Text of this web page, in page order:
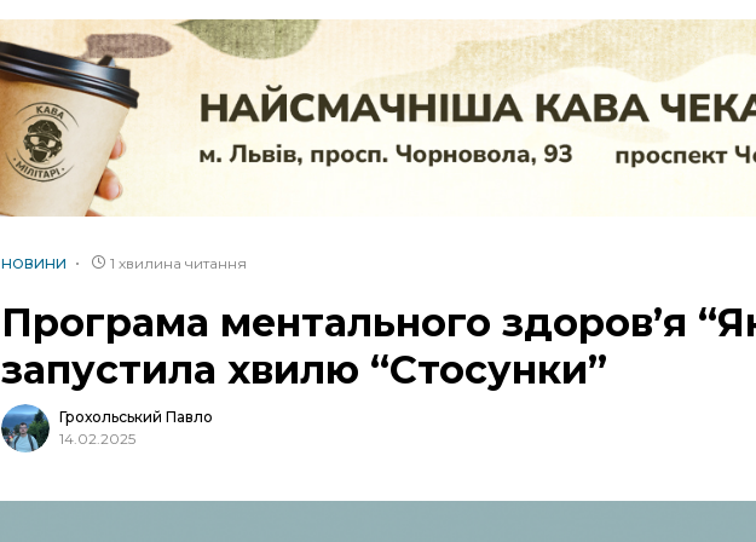
НОВИНИ 1 хвилина читання
Програма ментального здоровʼя
запустила хвилю “Стосунки”
Грохольський Павло
14.02.2025